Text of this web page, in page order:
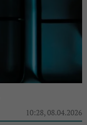
10:28, 08.04.2026